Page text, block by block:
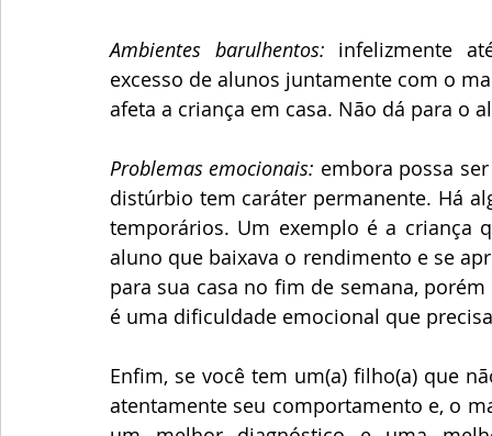
Ambientes barulhentos: infelizmente
excesso de alunos juntamente com o
afeta a criança em casa. Não dá para o
Problemas emocionais: embora possa
distúrbio tem caráter permanente. Há
temporários. Um exemplo é a criança
aluno que baixava o rendimento e se
para sua casa no fim de semana,
é uma dificuldade emocional que
Enfim, se você tem um(a) filho(a) que
atentamente seu comportamento e, o